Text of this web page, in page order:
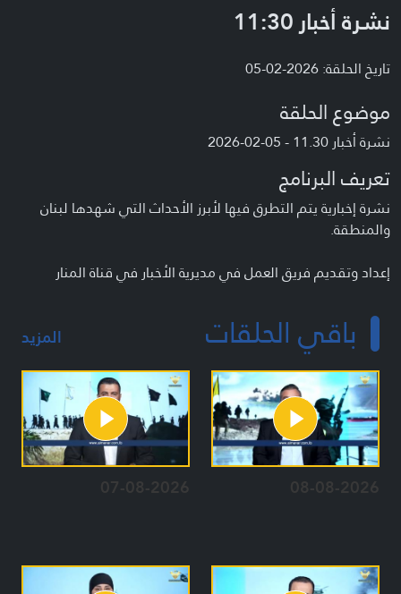
نشرة أخبار 11:30
تاريخ الحلقة: 2026-02-05
موضوع الحلقة
نشرة أخبار 11.30 - 05-02-2026
تعريف البرنامج
نشرة إخبارية يتم التطرق فيها لأبرز الأحداث التي شهدها لبنان
والمنطقة.
إعداد وتقديم فريق العمل في مديرية الأخبار في قناة المنار
باقي الحلقات المزيد
08-08-2026
07-08-2026